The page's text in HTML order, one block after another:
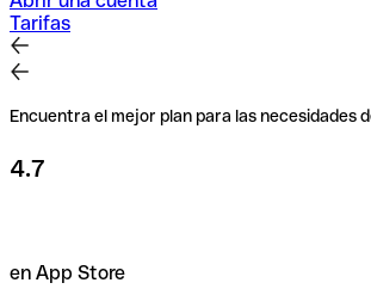
Tarifas
Encuentra el mejor plan para las necesidades
4.7
en App Store